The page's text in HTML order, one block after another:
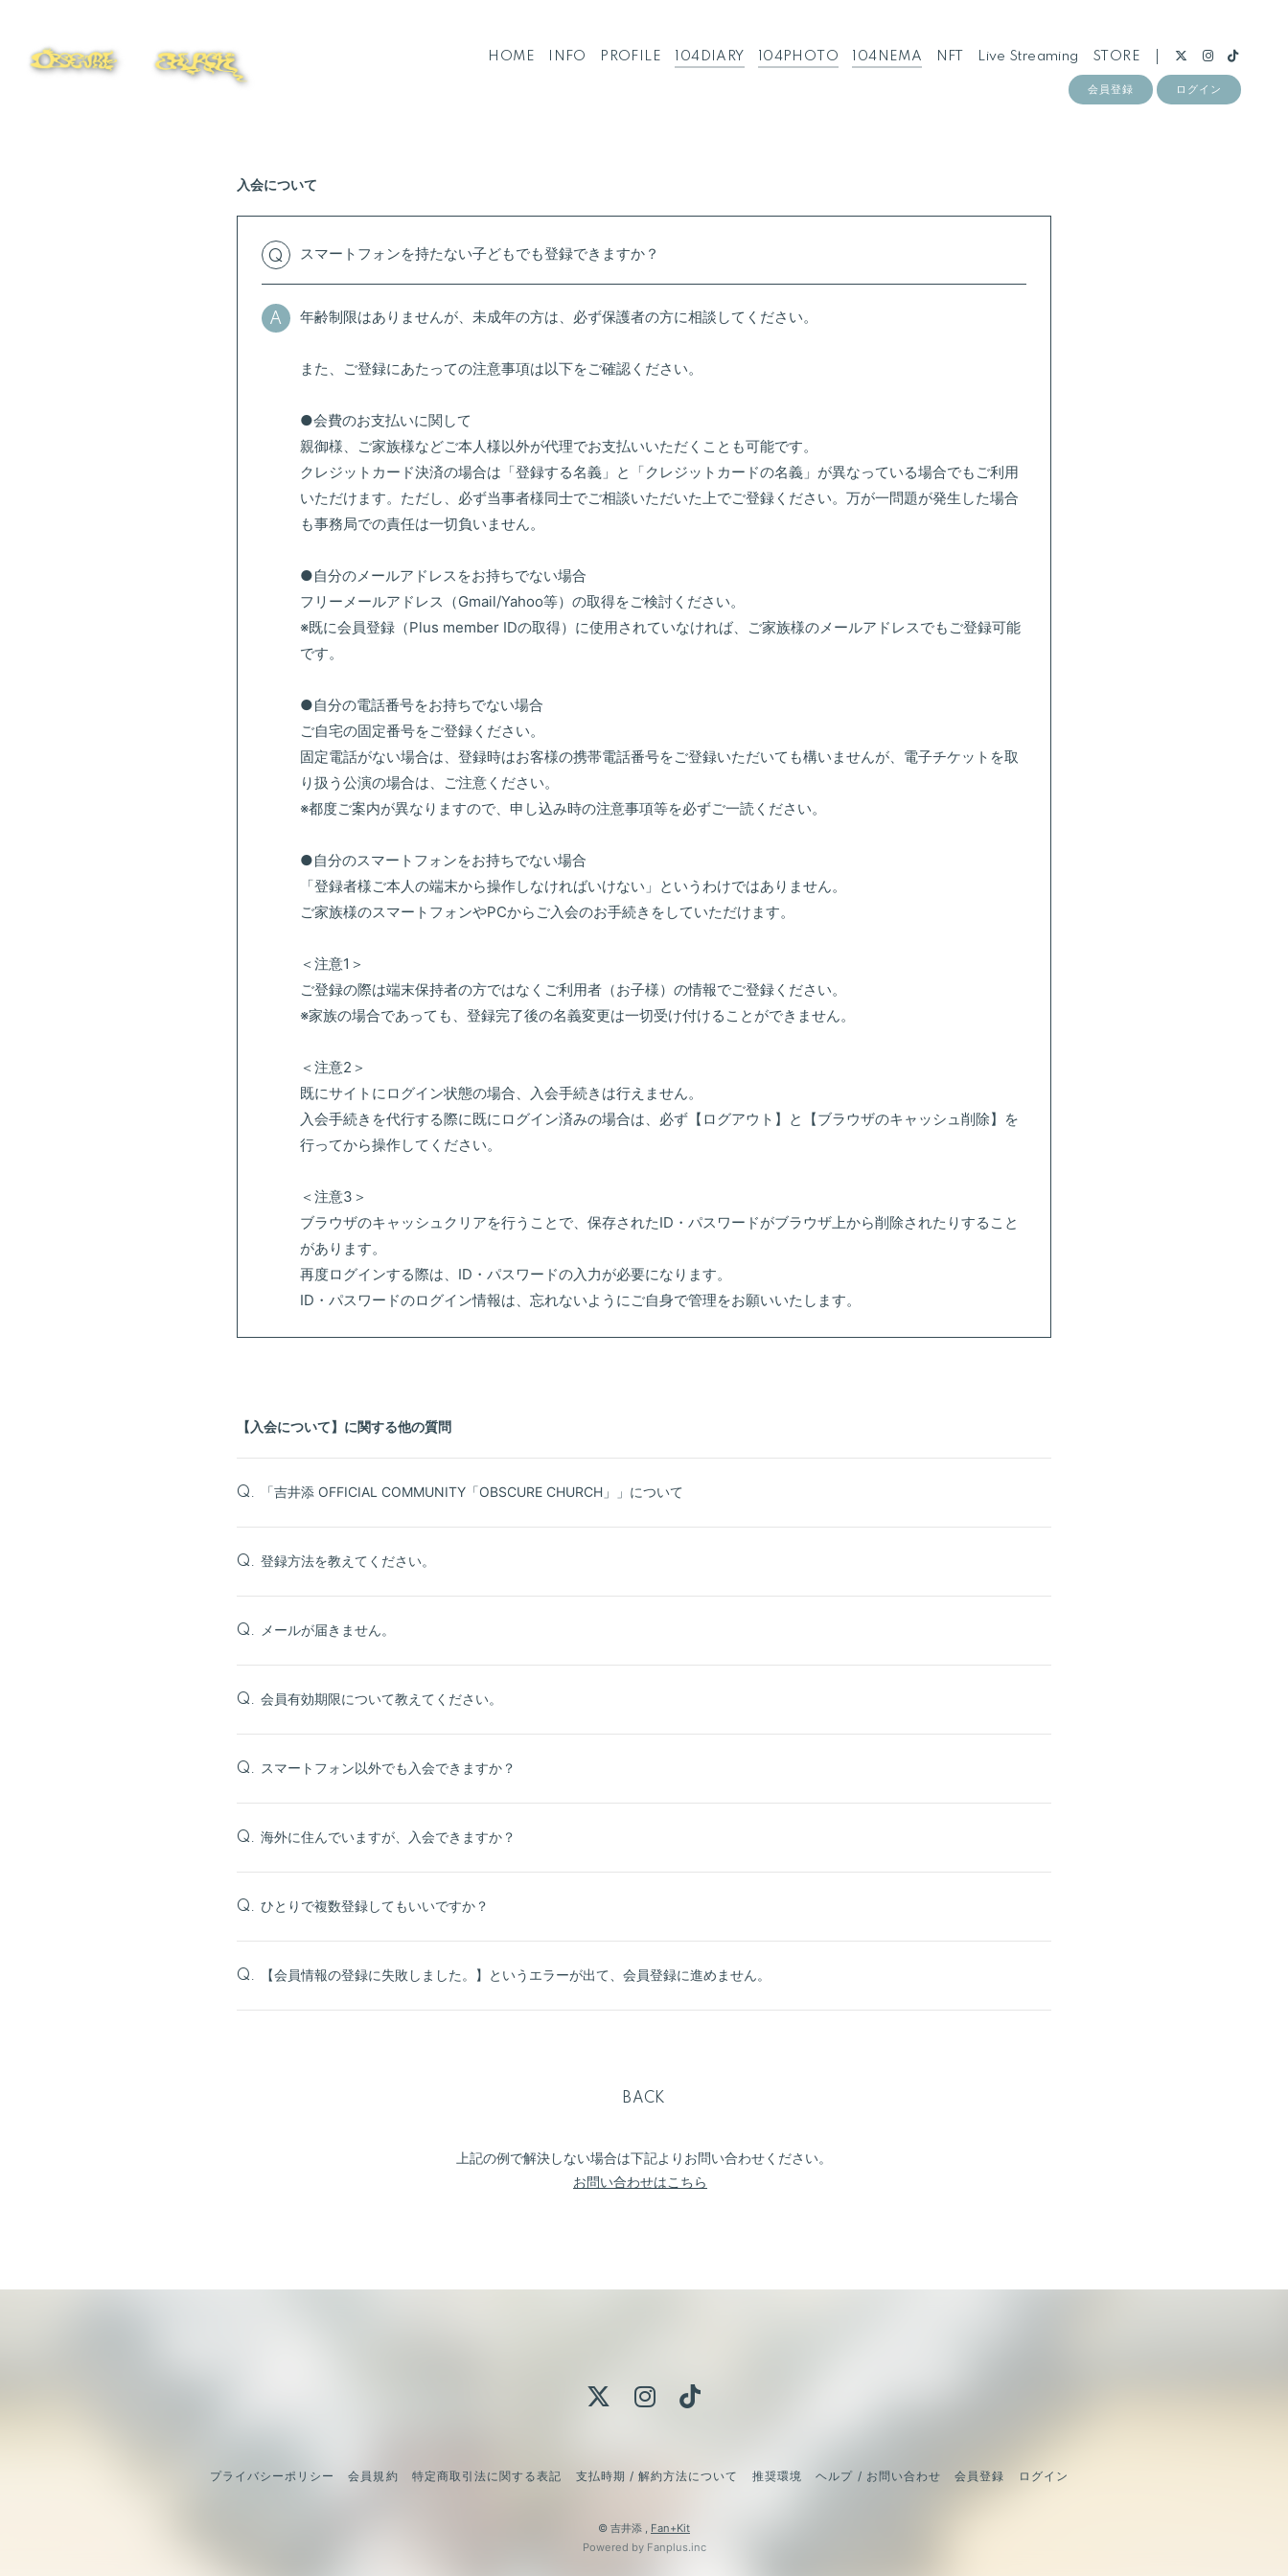
HOME INFO PROFILE 104DIARY 104PHOTO 104NEMA NFT Live Streaming STORE
会員登録 ログイン
入会について
Q スマートフォンを持たない子どもでも登録できますか？
A 年齢制限はありませんが、未成年の方は、必ず保護者の方に相談してください。
また、ご登録にあたっての注意事項は以下をご確認ください。
●会費のお支払いに関して
親御様、ご家族様などご本人様以外が代理でお支払いいただくことも可能です。
クレジットカード決済の場合は「登録する名義」と「クレジットカードの名義」が異なっている場合でもご利用
いただけます。ただし、必ず当事者様同士でご相談いただいた上でご登録ください。万が一問題が発生した場合
も事務局での責任は一切負いません。
●自分のメールアドレスをお持ちでない場合
フリーメールアドレス（Gmail/Yahoo等）の取得をご検討ください。
※既に会員登録（Plus member IDの取得）に使用されていなければ、ご家族様のメールアドレスでもご登録可能
です。
●自分の電話番号をお持ちでない場合
ご自宅の固定番号をご登録ください。
固定電話がない場合は、登録時はお客様の携帯電話番号をご登録いただいても構いませんが、電子チケットを取
り扱う公演の場合は、ご注意ください。
※都度ご案内が異なりますので、申し込み時の注意事項等を必ずご一読ください。
●自分のスマートフォンをお持ちでない場合
「登録者様ご本人の端末から操作しなければいけない」というわけではありません。
ご家族様のスマートフォンやPCからご入会のお手続きをしていただけます。
＜注意1＞
ご登録の際は端末保持者の方ではなくご利用者（お子様）の情報でご登録ください。
※家族の場合であっても、登録完了後の名義変更は一切受け付けることができません。
＜注意2＞
既にサイトにログイン状態の場合、入会手続きは行えません。
入会手続きを代行する際に既にログイン済みの場合は、必ず【ログアウト】と【ブラウザのキャッシュ削除】を
行ってから操作してください。
＜注意3＞
ブラウザのキャッシュクリアを行うことで、保存されたID・パスワードがブラウザ上から削除されたりすること
があります。
再度ログインする際は、ID・パスワードの入力が必要になります。
ID・パスワードのログイン情報は、忘れないようにご自身で管理をお願いいたします。
【入会について】に関する他の質問
Q. 「吉井添 OFFICIAL COMMUNITY「OBSCURE CHURCH」」について
Q. 登録方法を教えてください。
Q. メールが届きません。
Q. 会員有効期限について教えてください。
Q. スマートフォン以外でも入会できますか？
Q. 海外に住んでいますが、入会できますか？
Q. ひとりで複数登録してもいいですか？
Q. 【会員情報の登録に失敗しました。】というエラーが出て、会員登録に進めません。
BACK
上記の例で解決しない場合は下記よりお問い合わせください。
お問い合わせはこちら
プライバシーポリシー 会員規約 特定商取引法に関する表記 支払時期 / 解約方法について 推奨環境 ヘルプ / お問い合わせ 会員登録 ログイン
© 吉井添 , Fan+Kit
Powered by Fanplus.inc